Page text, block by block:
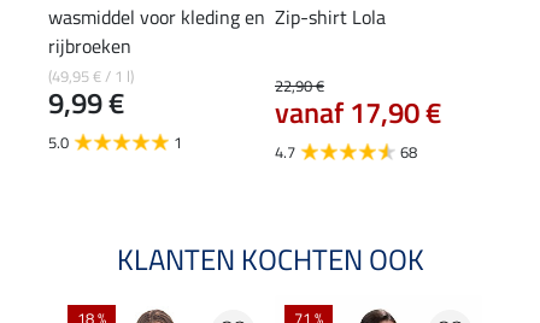
wasmiddel voor kleding en
rijbroeken
(49,95 € / 1 l)
9,99 €
5.0 1
Zip-shirt Lola
22,90 €
vanaf 17,90 €
4.7 68
KLANTEN KOCHTEN OOK